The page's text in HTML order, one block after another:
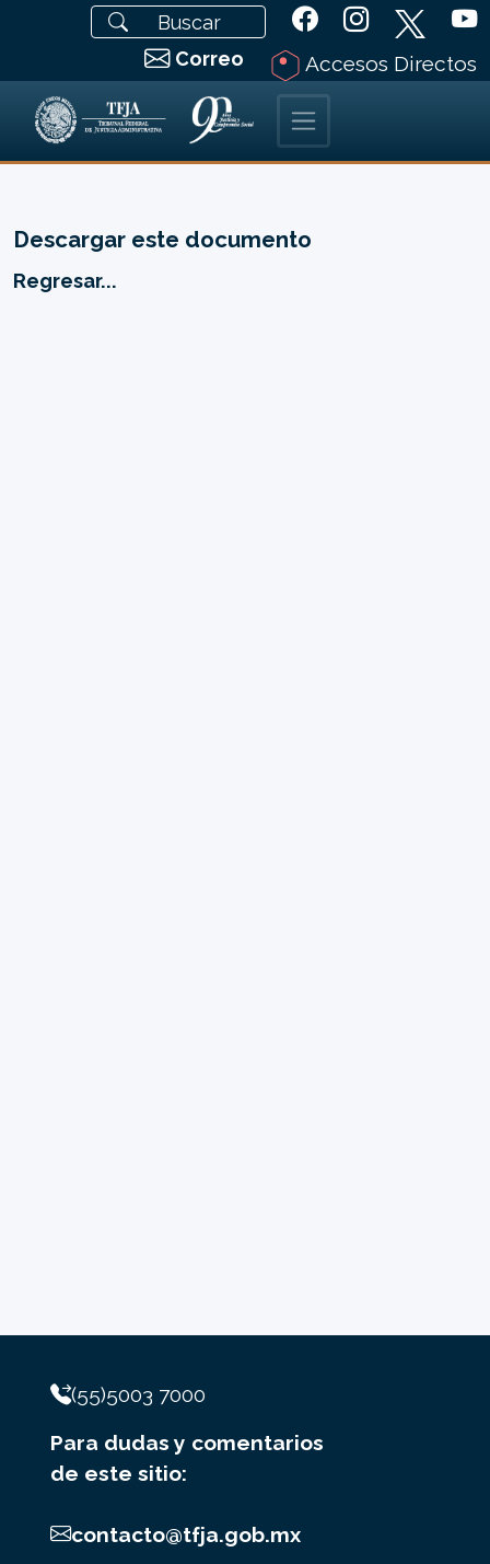
Correo Accesos Directos
Descargar este documento
Regresar...
(55)5003 7000
Para dudas y comentarios
de este sitio:
contacto@tfja.gob.mx